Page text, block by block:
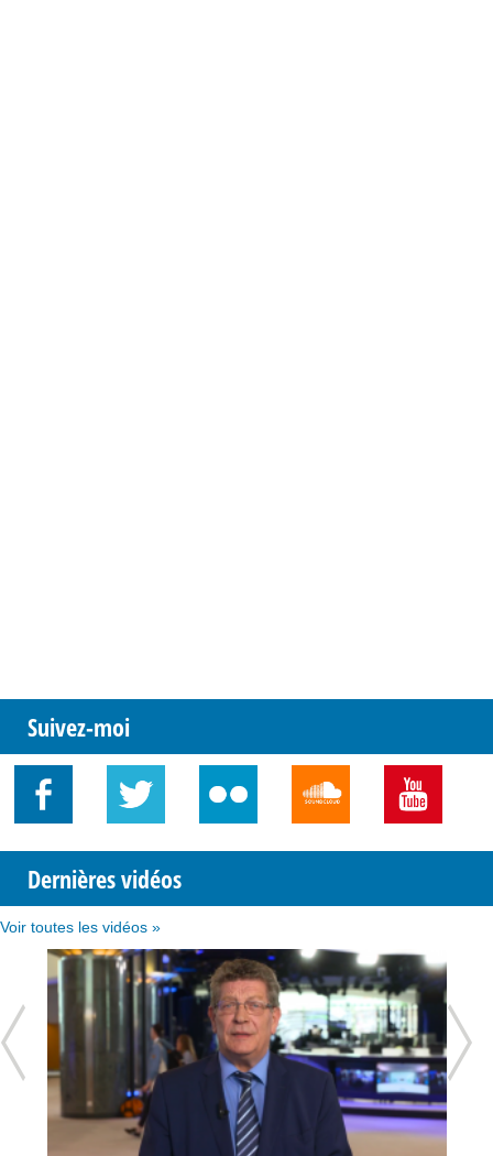
Suivez-moi
Dernières vidéos
Voir toutes les vidéos »